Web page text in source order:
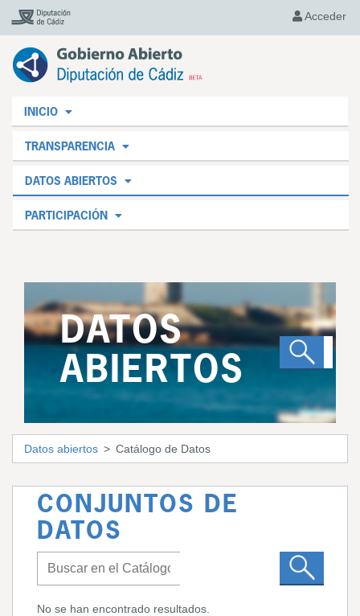
Acceder
INICIO
TRANSPARENCIA
DATOS ABIERTOS
PARTICIPACIÓN
DATOS
ABIERTOS
Datos abiertos Catálogo de Datos
CONJUNTOS DE
DATOS
No se han encontrado resultados.